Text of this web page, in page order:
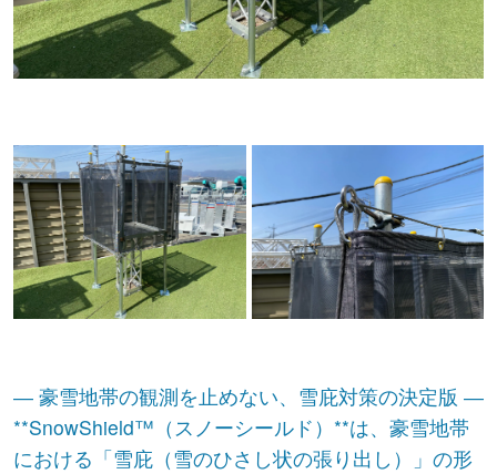
― 豪雪地帯の観測を止めない、雪庇対策の決定版 ―
**SnowShield™（スノーシールド）**は、豪雪地帯
における「雪庇（雪のひさし状の張り出し）」の形